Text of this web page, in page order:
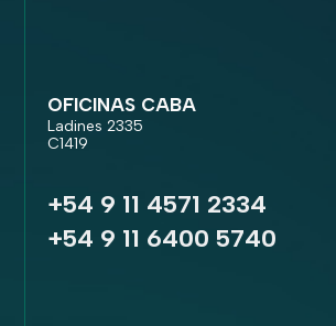
OFICINAS CABA
Ladines 2335
C1419
+54 9 11 4571 2334
+54 9 11 6400 5740